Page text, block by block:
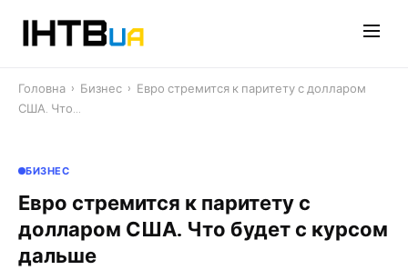
Головна › Бизнес › Евро стремится к паритету с долларом
США. Что…
БИЗНЕС
Евро стремится к паритету с
долларом США. Что будет с курсом
дальше